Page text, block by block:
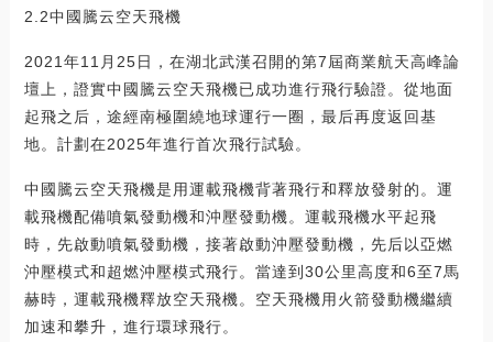
2.2中國騰云空天飛機
2021年11月25日，在湖北武漢召開的第7屆商業航天高峰論
壇上，證實中國騰云空天飛機已成功進行飛行驗證。從地面
起飛之后，途經南極圍繞地球運行一圈，最后再度返回基
地。計劃在2025年進行首次飛行試驗。
中國騰云空天飛機是用運載飛機背著飛行和釋放發射的。運
載飛機配備噴氣發動機和沖壓發動機。運載飛機水平起飛
時，先啟動噴氣發動機，接著啟動沖壓發動機，先后以亞燃
沖壓模式和超燃沖壓模式飛行。當達到30公里高度和6至7馬
赫時，運載飛機釋放空天飛機。空天飛機用火箭發動機繼續
加速和攀升，進行環球飛行。